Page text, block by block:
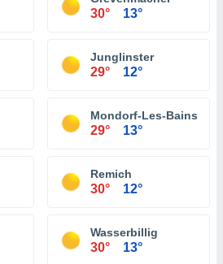
30° 13°
Junglinster
29° 12°
Mondorf-Les-Bains
29° 13°
Remich
30° 12°
Wasserbillig
30° 13°